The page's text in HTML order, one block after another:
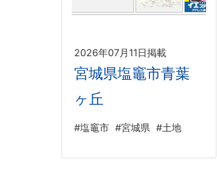
2026年07月11日掲載
宮城県塩竈市青葉
ヶ丘
#塩竈市 #宮城県 #土地